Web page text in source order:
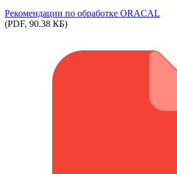
Рекомендации по обработке ORACAL
(PDF, 90.38 КБ)